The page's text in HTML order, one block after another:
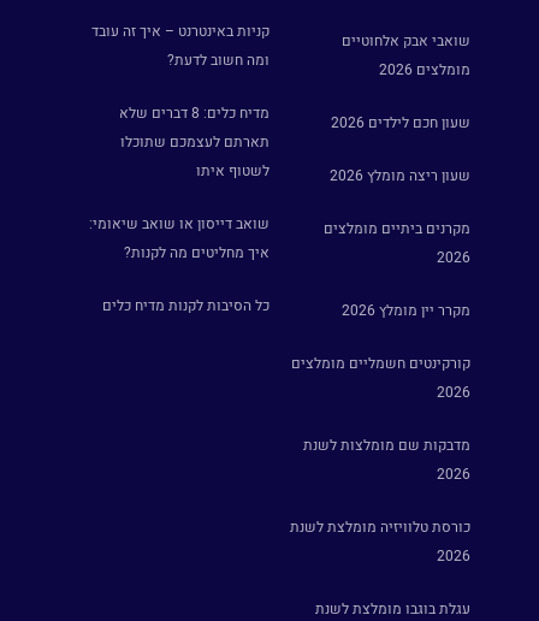
שואבי אבק אלחוטיים
מומלצים 2026
שעון חכם לילדים 2026
שעון ריצה מומלץ 2026
מקרנים ביתיים מומלצים
2026
מקרר יין מומלץ 2026
קורקינטים חשמליים מומלצים
2026
מדבקות שם מומלצות לשנת
2026
כורסת טלוויזיה מומלצת לשנת
2026
עגלת בוגבו מומלצת לשנת
קניות באינטרנט – איך זה עובד
ומה חשוב לדעת?
מדיח כלים: 8 דברים שלא
תארתם לעצמכם שתוכלו
לשטוף איתו
שואב דייסון או שואב שיאומי:
איך מחליטים מה לקנות?
כל הסיבות לקנות מדיח כלים